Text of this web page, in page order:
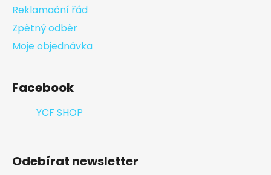
Reklamační řád
Zpětný odběr
Moje objednávka
Facebook
YCF SHOP
Odebírat newsletter